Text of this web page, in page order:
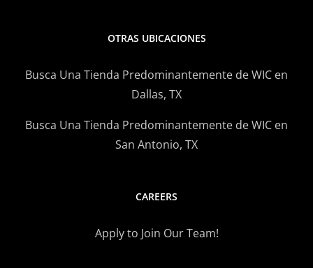
OTRAS UBICACIONES
Busca Una Tienda Predominantemente de WIC en
Dallas, TX
Busca Una Tienda Predominantemente de WIC en
San Antonio, TX
CAREERS
Apply to Join Our Team!